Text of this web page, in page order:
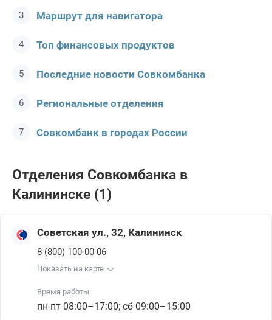
Маршрут для навигатора
Топ финансовых продуктов
Последние новости Совкомбанкa
Региональные отделения
Совкомбанк в городах России
Отделения Совкомбанкa в
Калининске (1)
Советская ул., 32, Калининск
8 (800) 100-00-06
Показать на карте
Время работы:
пн-пт 08:00–17:00; сб 09:00–15:00